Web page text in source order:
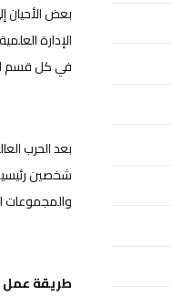
بعض الأحيان
الإدارة
في كل قسم
بعد الحرب
والمجموعات
طريقة عمل